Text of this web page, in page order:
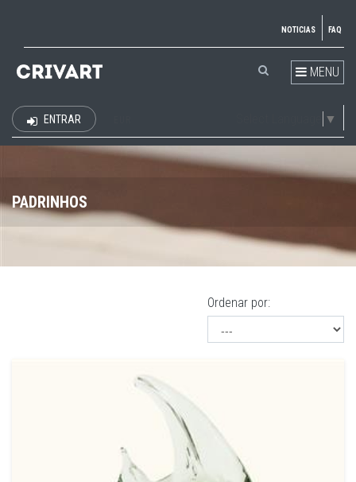
NOTICIAS FAQ
MENU
▼
ENTRAR
PADRINHOS
Ordenar por: